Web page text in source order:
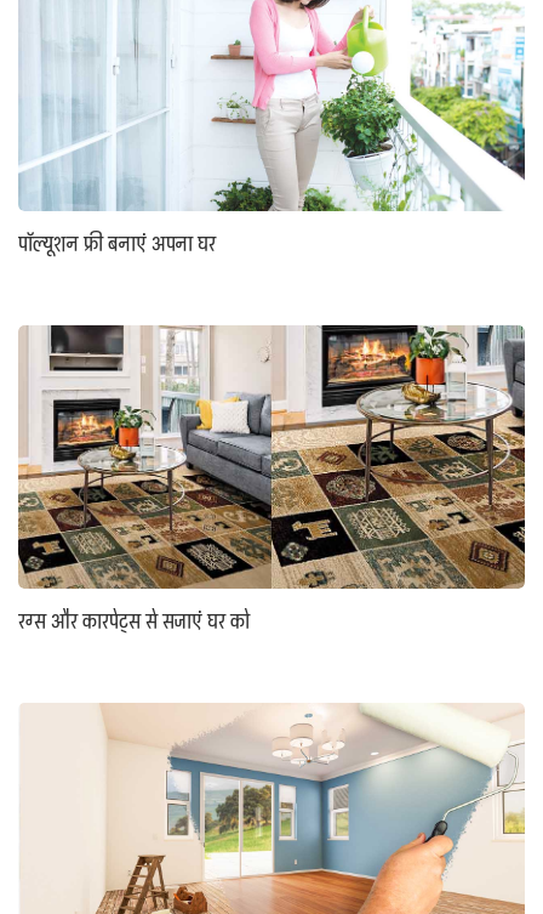
पॉल्यूशन फ्री बनाएं अपना घर
रग्स और कारपेट्स से सजाएं घर को